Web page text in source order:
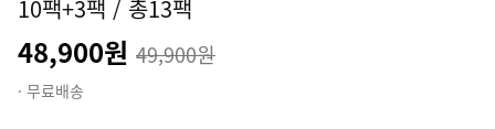
10팩+3팩 / 총13팩
48,900원 49,900원
· 무료배송